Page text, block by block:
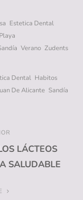
Estetica Dental
Playa
Verano Zudents
Dental Habitos
De Alicante Sandía
LÁCTEOS
SALUDABLE